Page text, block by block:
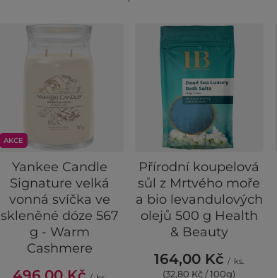
AKCE
Yankee Candle
Signature velká
vonná svíčka ve
skleněné dóze 567
g - Warm
Cashmere
Přírodní koupelová
sůl z Mrtvého moře
a bio levandulových
olejů 500 g Health
& Beauty
164,00 Kč / ks.
(32,80 Kč / 100g)